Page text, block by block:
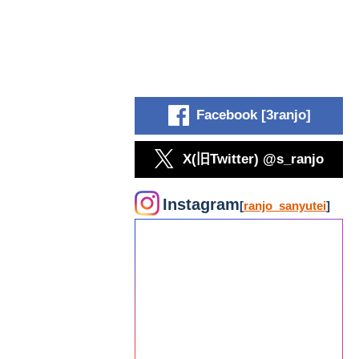
Facebook [3ranjo]
X(旧Twitter) @s_ranjo
Instagram[ranjo_sanyutei]